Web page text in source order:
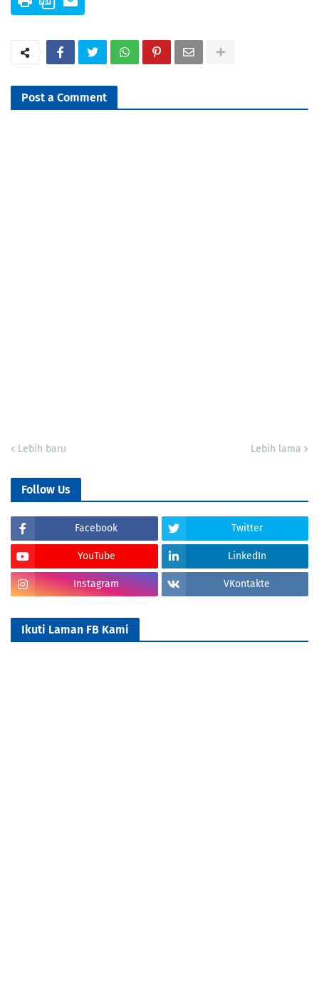
Post a Comment
Lebih baru Lebih lama
Follow Us
Facebook Twitter
YouTube LinkedIn
Instagram VKontakte
Ikuti Laman FB Kami